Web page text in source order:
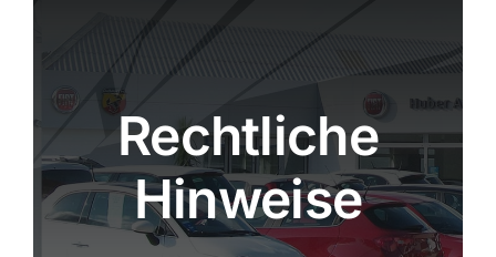
Fahrzeugverkauf
Werkstatt & Service
Rechtliche
Hinweise